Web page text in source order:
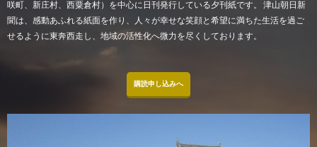
咲町、新庄村、西粟倉村）を中心に日刊発行している夕刊紙です。 津山朝日新
聞は、感動あふれる紙面を作り、人々が幸せな笑顔と希望に満ちた生活を過ご
せるように東奔西走し、地域の活性化へ微力を尽くしております。
購読申し込みへ